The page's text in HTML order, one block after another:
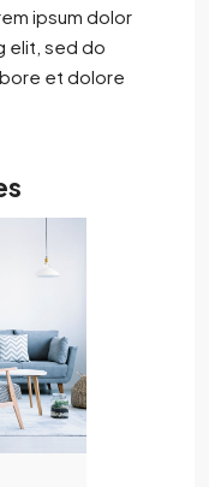
ipsum dolor
elit, sed do
et dolore